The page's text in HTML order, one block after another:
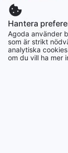
Hantera
Agoda använder
som är strikt
analytiska
om du vill ha mer